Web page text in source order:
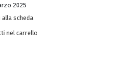
2025
scheda
nel carrello